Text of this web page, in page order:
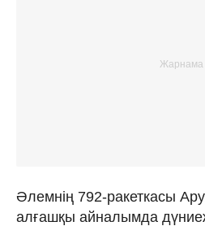
Әлемнің 792-ракеткасы
алғашқы айналымда